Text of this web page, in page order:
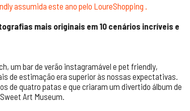
assumida este ano pelo LoureShopping .
mais originais em 10 cenários incríveis e
um bar de verão instagramável e pet friendly,
de estimação era superior às nossas expectativas.
de quatro patas e que criaram um divertido álbum de
Art Museum.